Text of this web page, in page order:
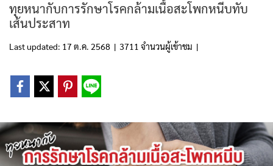
ทุยหนากับการรักษาโรคกล้ามเนื้อสะโพกหนีบทับ
เส้นประสาท
Last updated: 17 ต.ค. 2568 | 3711 จำนวนผู้เข้าชม |